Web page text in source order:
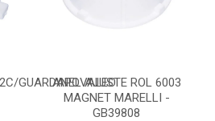
GUARDAPOVALEO
ANEL AJUSTE ROL 6003
MAGNET MARELLI -
GB39808